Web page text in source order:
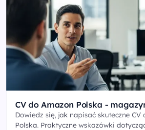
CV do Amazon Polska -
Dowiedz się, jak napisać skuteczne CV
Polska. Praktyczne wskazówki